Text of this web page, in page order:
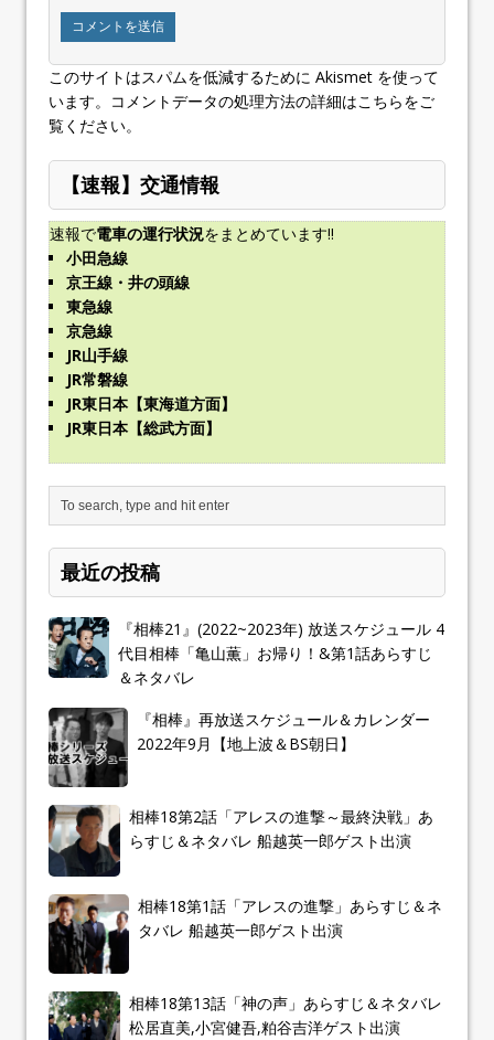
このサイトはスパムを低減するために Akismet を使って
います。 コメントデータの処理方法の詳細はこちらをご
覧ください。
【速報】交通情報
速報で電車の運行状況をまとめています!!
小田急線
京王線・井の頭線
東急線
京急線
JR山手線
JR常磐線
JR東日本【東海道方面】
JR東日本【総武方面】
最近の投稿
『相棒21』(2022~2023年) 放送スケジュール 4
代目相棒「亀山薫」お帰り！&第1話あらすじ
＆ネタバレ
『相棒』再放送スケジュール＆カレンダー
2022年9月【地上波＆BS朝日】
相棒18第2話「アレスの進撃～最終決戦」あ
らすじ＆ネタバレ 船越英一郎ゲスト出演
相棒18第1話「アレスの進撃」あらすじ＆ネ
タバレ 船越英一郎ゲスト出演
相棒18第13話「神の声」あらすじ＆ネタバレ
松居直美,小宮健吾,粕谷吉洋ゲスト出演